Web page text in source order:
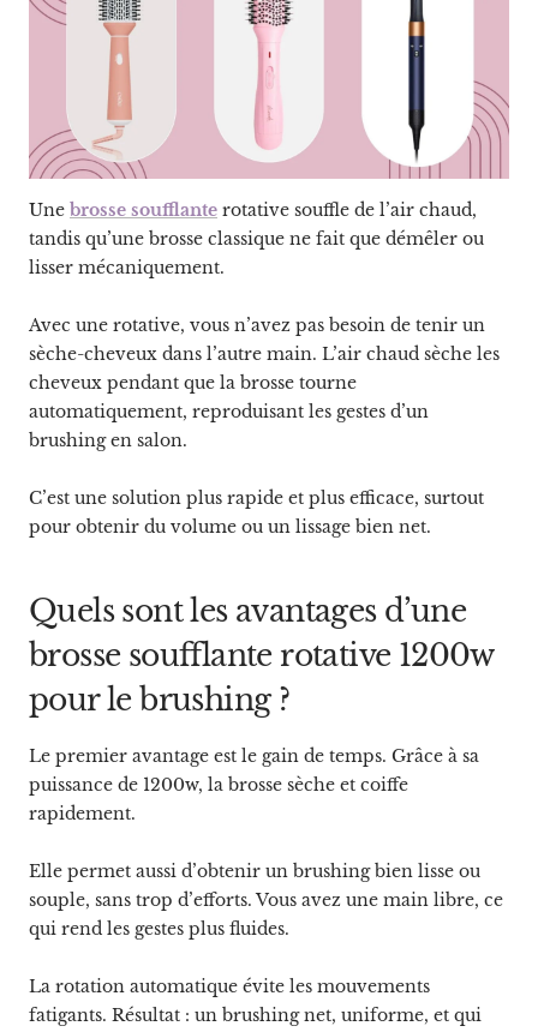
Une brosse soufflante rotative souffle de l’air chaud,
tandis qu’une brosse classique ne fait que démêler ou
lisser mécaniquement.
Avec une rotative, vous n’avez pas besoin de tenir un
sèche-cheveux dans l’autre main. L’air chaud sèche les
cheveux pendant que la brosse tourne
automatiquement, reproduisant les gestes d’un
brushing en salon.
C’est une solution plus rapide et plus efficace, surtout
pour obtenir du volume ou un lissage bien net.
Quels sont les avantages d’une
brosse soufflante rotative 1200w
pour le brushing ?
Le premier avantage est le gain de temps. Grâce à sa
puissance de 1200w, la brosse sèche et coiffe
rapidement.
Elle permet aussi d’obtenir un brushing bien lisse ou
souple, sans trop d’efforts. Vous avez une main libre, ce
qui rend les gestes plus fluides.
La rotation automatique évite les mouvements
fatigants. Résultat : un brushing net, uniforme, et qui